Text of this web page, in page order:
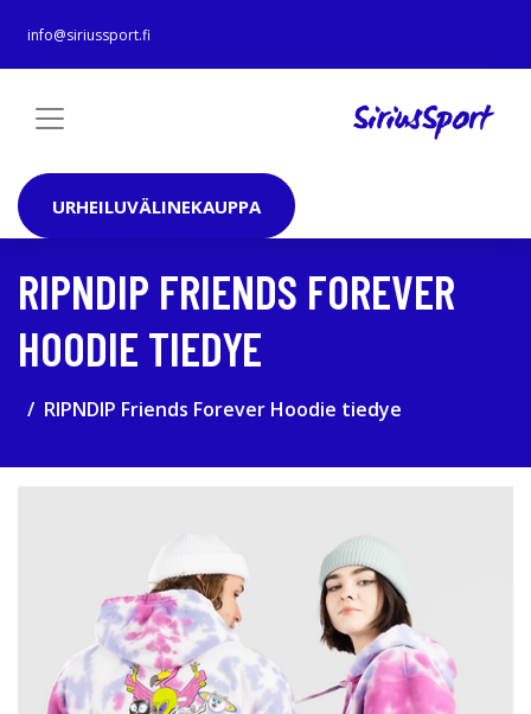
info@siriussport.fi
URHEILUVÄLINEKAUPPA
RIPNDIP FRIENDS FOREVER
HOODIE TIEDYE
RIPNDIP Friends Forever Hoodie tiedye